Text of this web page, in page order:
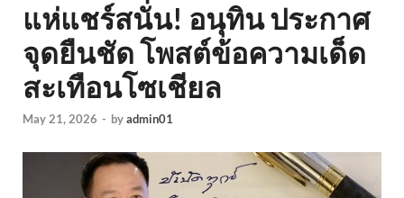
แห่แชร์สนั่น! อนุทิน ประกาศ
จุดยืนชัด โพสต์ข้อความเด็ด
สะเทือนโซเชียล
May 21, 2026 - byadmin01